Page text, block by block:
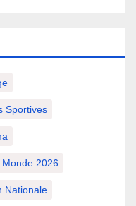
Sportives
2026
Nationale